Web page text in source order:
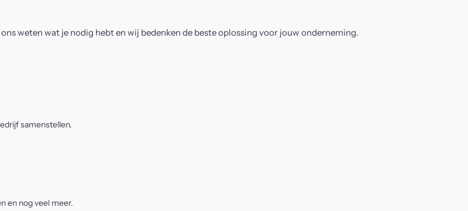
weten wat je nodig hebt en wij bedenken de beste oplossing voor jouw onderneming.
samenstellen.
en nog veel meer.